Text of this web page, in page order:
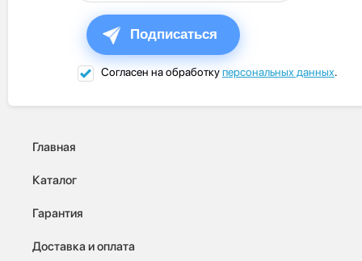
Подписаться
Согласен на обработкуперсональных данных.
Главная
Каталог
Гарантия
Доставка и оплата